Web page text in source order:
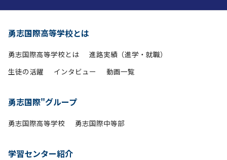
勇志国際高等学校とは
勇志国際高等学校とは
進路実績（進学・就職）
生徒の活躍
インタビュー 動画一覧
勇志国際"グループ
勇志国際高等学校 勇志国際中等部
学習センター紹介